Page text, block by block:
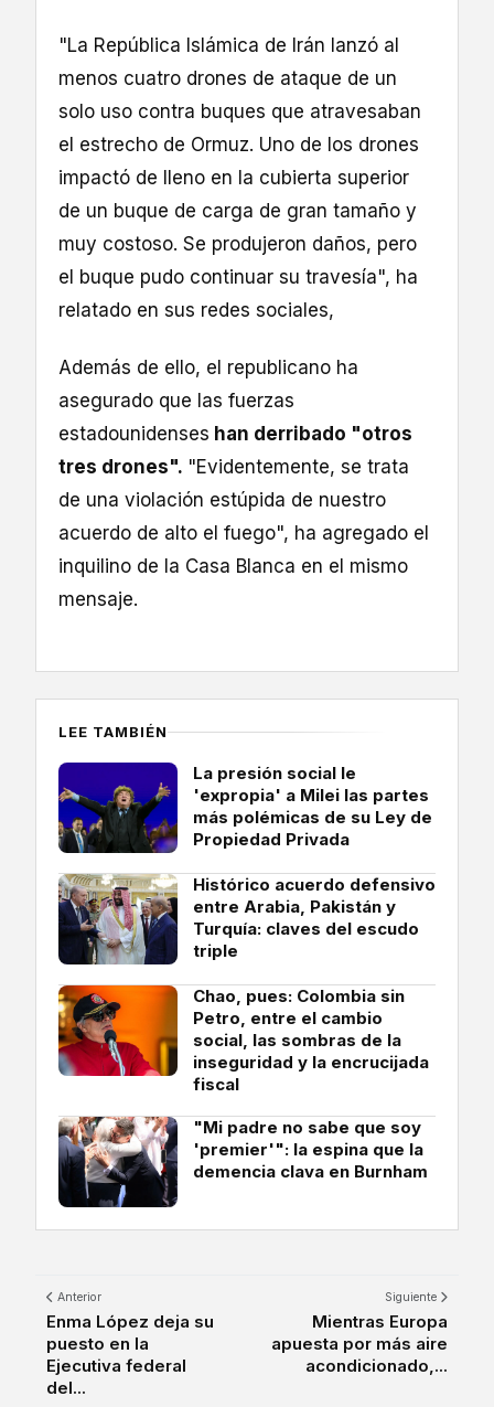
"La República Islámica de Irán lanzó al
menos cuatro drones de ataque de un
solo uso contra buques que atravesaban
el estrecho de Ormuz. Uno de los drones
impactó de lleno en la cubierta superior
de un buque de carga de gran tamaño y
muy costoso. Se produjeron daños, pero
el buque pudo continuar su travesía", ha
relatado en sus redes sociales,
Además de ello, el republicano ha
asegurado que las fuerzas
estadounidenses han derribado "otros
tres drones". "Evidentemente, se trata
de una violación estúpida de nuestro
acuerdo de alto el fuego", ha agregado el
inquilino de la Casa Blanca en el mismo
mensaje.
LEE TAMBIÉN
La presión social le
'expropia' a Milei las partes
más polémicas de su Ley de
Propiedad Privada
Histórico acuerdo defensivo
entre Arabia, Pakistán y
Turquía: claves del escudo
triple
Chao, pues: Colombia sin
Petro, entre el cambio
social, las sombras de la
inseguridad y la encrucijada
fiscal
"Mi padre no sabe que soy
'premier'": la espina que la
demencia clava en Burnham
Anterior
Enma López deja su
puesto en la
Ejecutiva federal
del...
Siguiente
Mientras Europa
apuesta por más aire
acondicionado,...